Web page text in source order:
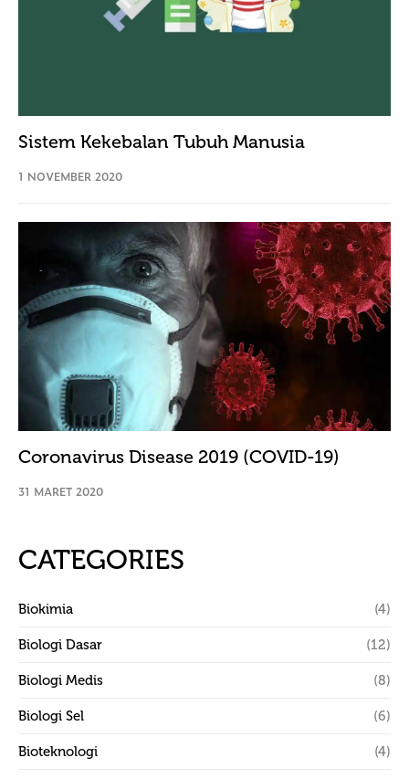
Sistem Kekebalan Tubuh Manusia
1 NOVEMBER 2020
Coronavirus Disease 2019 (COVID-19)
31 MARET 2020
CATEGORIES
Biokimia (4)
Biologi Dasar (12)
Biologi Medis (8)
Biologi Sel (6)
Bioteknologi (4)